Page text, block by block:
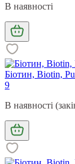
В наявності
Біотин, Biotin,
9
В наявності